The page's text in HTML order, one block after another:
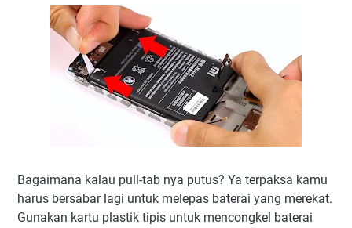
Bagaimana kalau pull-tab nya putus? Ya terpaksa kamu
harus bersabar lagi untuk melepas baterai yang merekat.
Gunakan kartu plastik tipis untuk mencongkel baterai